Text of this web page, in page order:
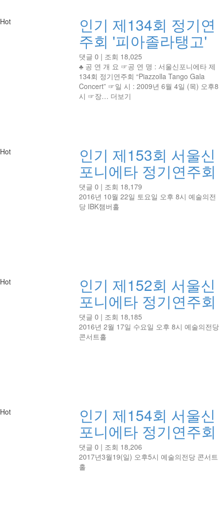
Hot 인기 제134회 정기연
주회 '피아졸라탱고'
댓글 0 | 조회 18,025
♣ 공 연 개 요 ☞공 연 명 : 서울신포니에타 제
134회 정기연주회 “Piazzolla Tango Gala
Concert” ☞일 시 : 2009년 6월 4일 (목) 오후8
시 ☞장… 더보기
Hot 인기 제153회 서울신
포니에타 정기연주회
댓글 0 | 조회 18,179
2016년 10월 22일 토요일 오후 8시 예술의전
당 IBK챔버홀
Hot 인기 제152회 서울신
포니에타 정기연주회
댓글 0 | 조회 18,185
2016년 2월 17일 수요일 오후 8시 예술의전당
콘서트홀
Hot 인기 제154회 서울신
포니에타 정기연주회
댓글 0 | 조회 18,206
2017년3월19(일) 오후5시 예술의전당 콘서트
홀